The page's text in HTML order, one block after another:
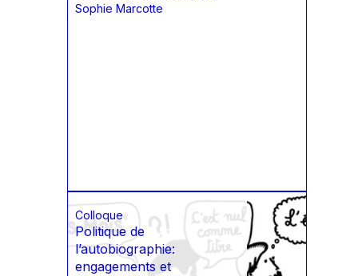
Sophie Marcotte
Colloque
Politique de
l’autobiographie:
engagements et